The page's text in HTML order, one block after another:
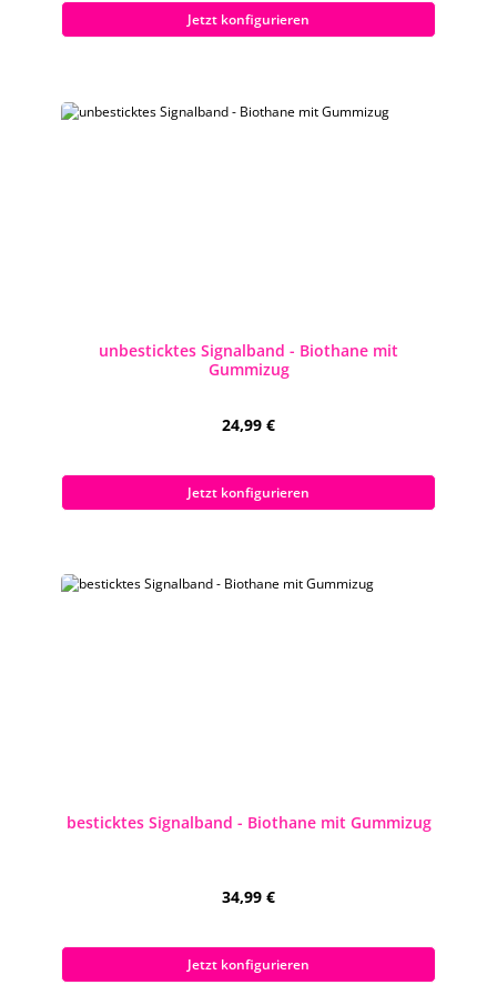
Jetzt konfigurieren
unbesticktes Signalband - Biothane mit
Gummizug
Regulärer Preis:
24,99 €
Jetzt konfigurieren
besticktes Signalband - Biothane mit Gummizug
Regulärer Preis:
34,99 €
Jetzt konfigurieren